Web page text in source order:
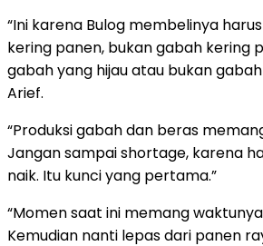
“Ini karena Bulog membelinya
kering panen, bukan gabah kering
gabah yang hijau atau bukan
Arief.
“Produksi gabah dan beras
Jangan sampai shortage, karena
naik. Itu kunci yang pertama.”
“Momen saat ini memang
Kemudian nanti lepas dari panen